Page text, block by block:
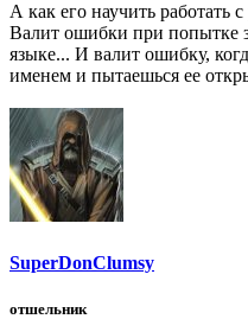
А как его научить работать
Валит ошибки при попытке
языке... И валит ошибку,
именем и пытаешься ее
SuperDonClumsy
отшельник